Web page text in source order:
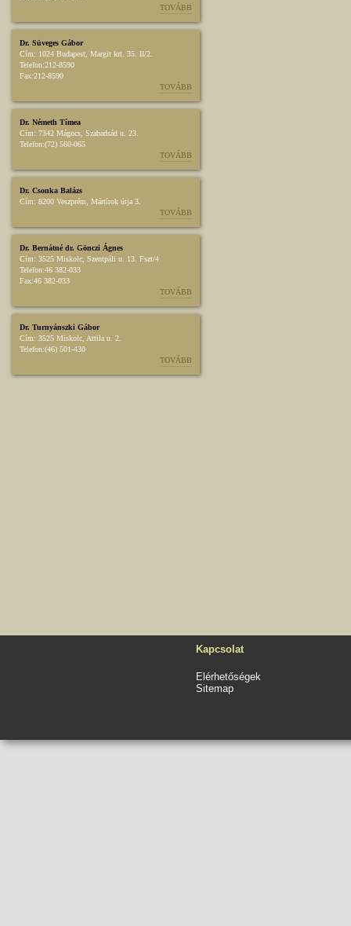
TOVÁBB
Dr. Süveges Gábor
Cím: 1024 Budapest, Margit krt. 35. II/2.
Telefon:212-8590
Fax:212-8590
TOVÁBB
Dr. Németh Tímea
Cím: 7342 Mágocs, Szabadsád u. 23.
Telefon:(72) 560-065
TOVÁBB
Dr. Csonka Balázs
Cím: 8200 Veszprém, Mártírok útja 3.
TOVÁBB
Dr. Bernátné dr. Gönczi Ágnes
Cím: 3525 Miskolc, Szentpáli u. 13. Fszt/4
Telefon:46 382-033
Fax:46 382-033
TOVÁBB
Dr. Turnyánszki Gábor
Cím: 3525 Miskolc, Attila u. 2.
Telefon:(46) 501-430
TOVÁBB
Kapcsolat
Elérhetőségek
Sitemap